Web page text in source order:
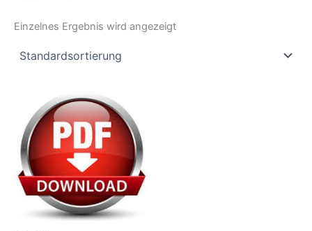
Einzelnes Ergebnis wird angezeigt